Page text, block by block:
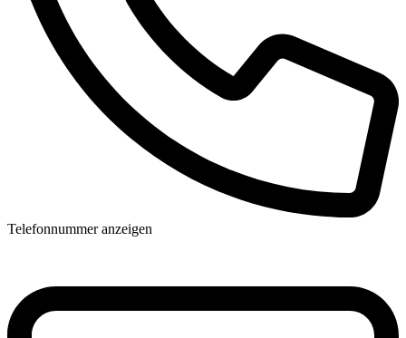
Telefonnummer anzeigen